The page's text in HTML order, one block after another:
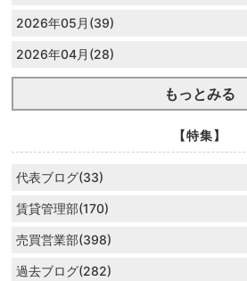
2026年05月(39)
2026年04月(28)
もっとみる
【特集】
代表ブログ(33)
賃貸管理部(170)
売買営業部(398)
過去ブログ(282)